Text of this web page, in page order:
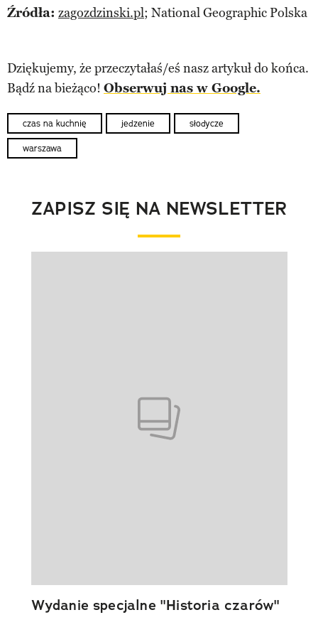
Źródła: zagozdzinski.pl; National Geographic Polska
Dziękujemy, że przeczytałaś/eś nasz artykuł do końca.
Bądź na bieżąco! Obserwuj nas w Google.
czas na kuchnię jedzenie słodycze
warszawa
ZAPISZ SIĘ NA NEWSLETTER
Wydanie specjalne "Historia czarów"